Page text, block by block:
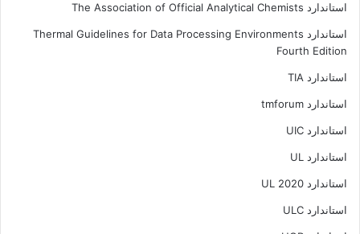
استاندارد The Association of Official Analytical Chemists
استاندارد Thermal Guidelines for Data Processing Environments
Fourth Edition
استاندارد TIA
استاندارد tmforum
استاندارد UIC
استاندارد UL
استاندارد UL 2020
استاندارد ULC